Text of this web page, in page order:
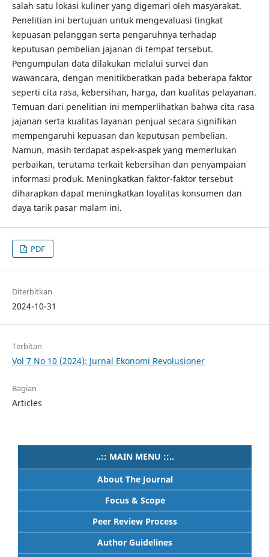
salah satu lokasi kuliner yang digemari oleh masyarakat.
Penelitian ini bertujuan untuk mengevaluasi tingkat
kepuasan pelanggan serta pengaruhnya terhadap
keputusan pembelian jajanan di tempat tersebut.
Pengumpulan data dilakukan melalui survei dan
wawancara, dengan menitikberatkan pada beberapa faktor
seperti cita rasa, kebersihan, harga, dan kualitas pelayanan.
Temuan dari penelitian ini memperlihatkan bahwa cita rasa
jajanan serta kualitas layanan penjual secara signifikan
mempengaruhi kepuasan dan keputusan pembelian.
Namun, masih terdapat aspek-aspek yang memerlukan
perbaikan, terutama terkait kebersihan dan penyampaian
informasi produk. Meningkatkan faktor-faktor tersebut
diharapkan dapat meningkatkan loyalitas konsumen dan
daya tarik pasar malam ini.
PDF
Diterbitkan
2024-10-31
Terbitan
Vol 7 No 10 (2024): Jurnal Ekonomi Revolusioner
Bagian
Articles
..:: MAIN MENU ::..
About The Journal
Focus & Scope
Peer Review Process
Author Guidelines